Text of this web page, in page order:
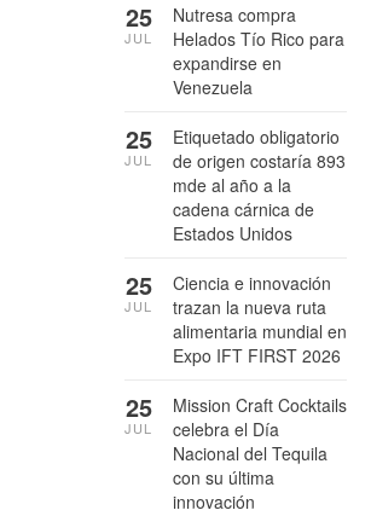
Nutresa compra
Helados Tío Rico para
expandirse en
Venezuela
25
JUL
Etiquetado obligatorio
de origen costaría 893
mde al año a la
cadena cárnica de
Estados Unidos
25
JUL
Ciencia e innovación
trazan la nueva ruta
alimentaria mundial en
Expo IFT FIRST 2026
25
JUL
Mission Craft Cocktails
celebra el Día
Nacional del Tequila
con su última
innovación
25
JUL